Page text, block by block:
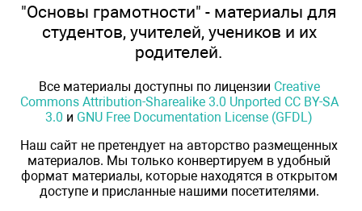
"Основы грамотности" - материалы для
студентов, учителей, учеников и их
родителей.
Все материалы доступны по лицензии Creative
Commons Attribution-Sharealike 3.0 Unported CC BY-SA
3.0 и GNU Free Documentation License (GFDL)
Наш сайт не претендует на авторство размещенных
материалов. Мы только конвертируем в удобный
формат материалы, которые находятся в открытом
доступе и присланные нашими посетителями.